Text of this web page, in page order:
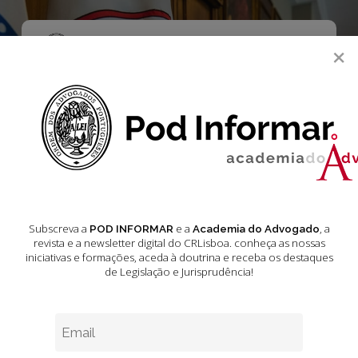
to
main
Menu
Acórdãos do
Tribunal da
Coimbra Fevereiro
2025
×
Subscreva a POD INFORMARe a Academia do Advogado, a
revista e a newsletter digital do CRLisboa. conheça as nossas
iniciativas e formações, aceda à doutrina e receba os destaques
de Legislação e Jurisprudência!